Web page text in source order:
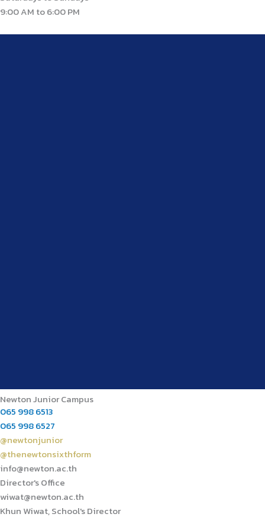
9:00 AM to 6:00 PM
Newton Junior Campus
065 998 6513
065 998 6527
@newtonjunior
@thenewtonsixthform
info@newton.ac.th
Director's Office
wiwat@newton.ac.th
Khun Wiwat, School's Director